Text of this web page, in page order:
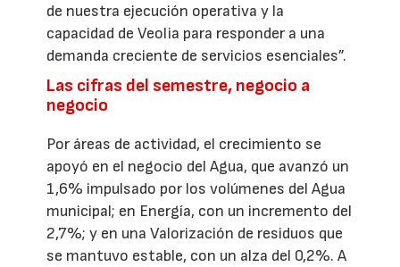
de nuestra ejecución operativa y la
capacidad de Veolia para responder a una
demanda creciente de servicios esenciales”.
Las cifras del semestre, negocio a
negocio
Por áreas de actividad, el crecimiento se
apoyó en el negocio del Agua, que avanzó un
1,6% impulsado por los volúmenes del Agua
municipal; en Energía, con un incremento del
2,7%; y en una Valorización de residuos que
se mantuvo estable, con un alza del 0,2%. A